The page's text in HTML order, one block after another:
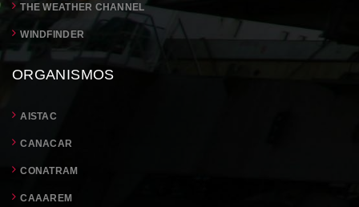
THE WEATHER CHANNEL
WINDFINDER
ORGANISMOS
AISTAC
CANACAR
CONATRAM
CAAAREM